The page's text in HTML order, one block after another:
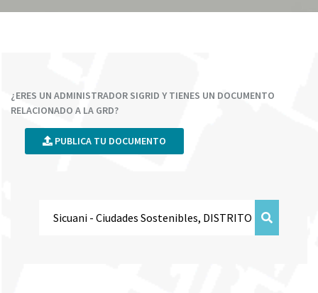
¿ERES UN ADMINISTRADOR SIGRID Y TIENES UN DOCUMENTO
RELACIONADO A LA GRD?
PUBLICA TU DOCUMENTO